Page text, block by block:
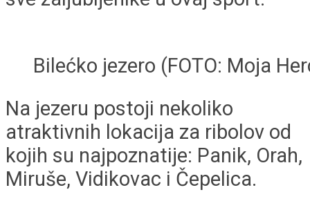
Bilećko jezero (FOTO: Moja
Na jezeru postoji nekoliko
atraktivnih lokacija za ribolov od
kojih su najpoznatije: Panik, Orah,
Miruše, Vidikovac i Čepelica.